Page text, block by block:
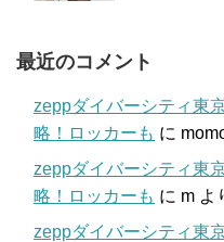
最近のコメント
zeppダイバーシティ東
略！ロッカーも に
zeppダイバーシティ東
略！ロッカーも に m よ
zeppダイバーシティ東